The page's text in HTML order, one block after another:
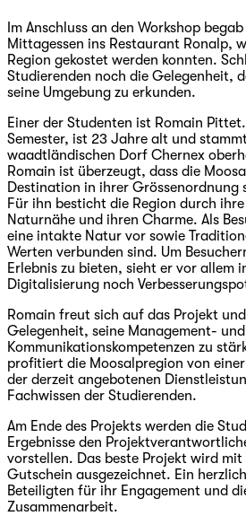
Im Anschluss an den Workshop
Mittagessen ins Restaurant Ronalp,
Region gekostet werden konnten.
Studierenden noch die Gelegenheit,
seine Umgebung zu erkunden.
Einer der Studenten ist Romain
Semester, ist 23 Jahre alt und
waadtländischen Dorf Chernex
Romain ist überzeugt, dass die
Destination in ihrer Grössenordnung
Für ihn besticht die Region durch
Naturnähe und ihren Charme. Als
eine intakte Natur vor sowie
Werten verbunden sind. Um
Erlebnis zu bieten, sieht er vor allem
Digitalisierung noch
Romain freut sich auf das Projekt
Gelegenheit, seine Management- und
Kommunikationskompetenzen zu
profitiert die Moosalpregion von
der derzeit angebotenen
Fachwissen der Studierenden.
Am Ende des Projekts werden die
Ergebnisse den
vorstellen. Das beste Projekt wird
Gutschein ausgezeichnet. Ein
Beteiligten für ihr Engagement und
Zusammenarbeit.